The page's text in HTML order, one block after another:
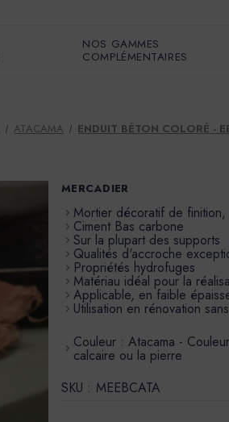
NOS GAMMES
COMPLÉMENTAIRES
ATACAMA ENDUIT BÉTON COLORÉ -
MERCADIER
Mortier décoratif de
Ciment Bas carbone
Sur la plupart des supports
Qualités d'accroche
Propriétés hydrofuges
Matériau idéal pour la
Applicable, en faible
Utilisation en rénovation
Couleur : Atacama -
calcaire ou la pierre
SKU : MEEBCATA